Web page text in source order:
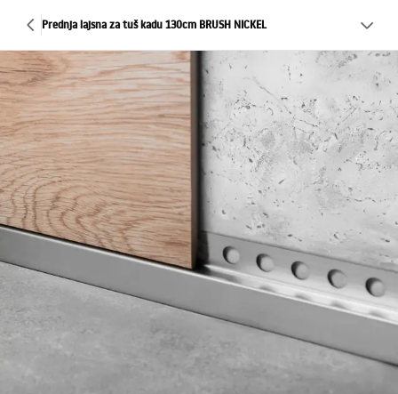
Prednja lajsna za tuš kadu 130cm BRUSH NICKEL